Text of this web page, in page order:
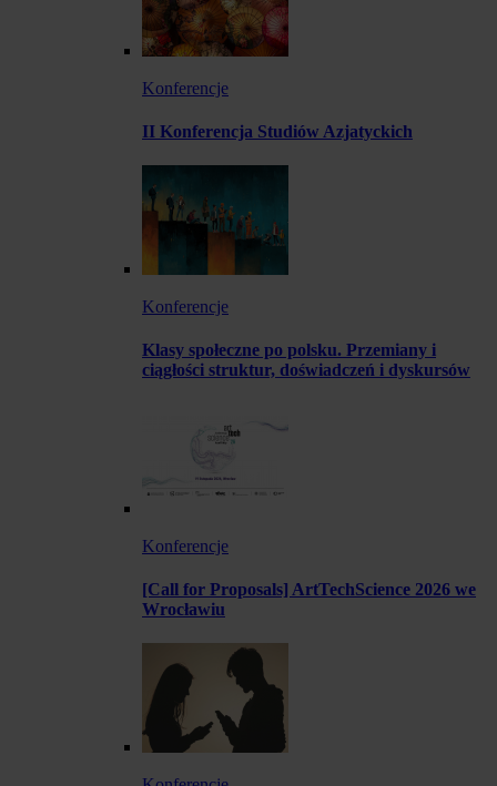
Konferencje
II Konferencja Studiów Azjatyckich
Konferencje
Klasy społeczne po polsku. Przemiany i
ciągłości struktur, doświadczeń i dyskursów
Konferencje
[Call for Proposals] ArtTechScience 2026 we
Wrocławiu